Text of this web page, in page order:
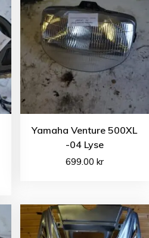
Yamaha Venture 500XL
-04 Lyse
699.00 kr